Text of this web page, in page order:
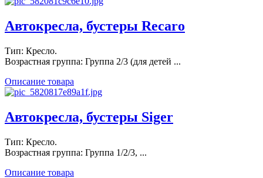
Автокресла, бустеры Recaro
Тип: Кресло.
Возрастная группа: Группа 2/3 (для детей ...
Описание товара
Автокресла, бустеры Siger
Тип: Кресло.
Возрастная группа: Группа 1/2/3, ...
Описание товара